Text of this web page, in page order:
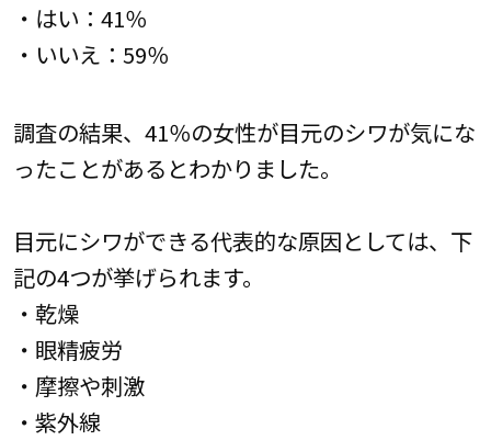
・はい：41％
・いいえ：59％
調査の結果、41％の女性が目元のシワが気にな
ったことがあるとわかりました。
目元にシワができる代表的な原因としては、下
記の4つが挙げられます。
・乾燥
・眼精疲労
・摩擦や刺激
・紫外線